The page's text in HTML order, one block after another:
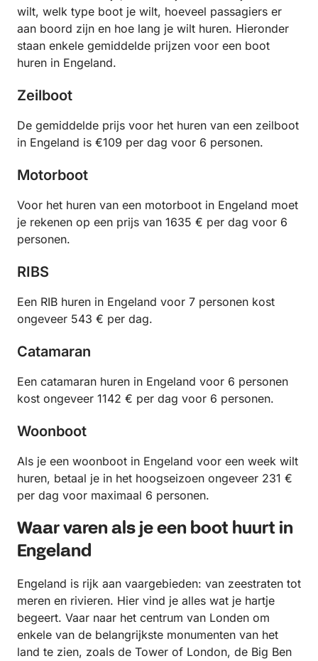
wilt, welk type boot je wilt, hoeveel passagiers er
aan boord zijn en hoe lang je wilt huren. Hieronder
staan enkele gemiddelde prijzen voor een boot
huren in Engeland.
Zeilboot
De gemiddelde prijs voor het huren van een zeilboot
in Engeland is €109 per dag voor 6 personen.
Motorboot
Voor het huren van een motorboot in Engeland moet
je rekenen op een prijs van 1635 € per dag voor 6
personen.
RIBS
Een RIB huren in Engeland voor 7 personen kost
ongeveer 543 € per dag.
Catamaran
Een catamaran huren in Engeland voor 6 personen
kost ongeveer 1142 € per dag voor 6 personen.
Woonboot
Als je een woonboot in Engeland voor een week wilt
huren, betaal je in het hoogseizoen ongeveer 231 €
per dag voor maximaal 6 personen.
Waar varen als je een boot huurt in
Engeland
Engeland is rijk aan vaargebieden: van zeestraten tot
meren en rivieren. Hier vind je alles wat je hartje
begeert. Vaar naar het centrum van Londen om
enkele van de belangrijkste monumenten van het
land te zien, zoals de Tower of London, de Big Ben